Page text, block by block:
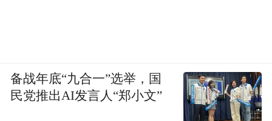
备战年底“九合一”选举，国
民党推出AI发言人“郑小文”